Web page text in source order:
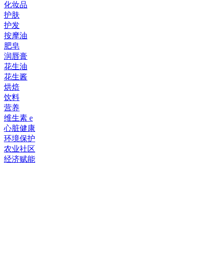
化妆品
护肤
护发
按摩油
肥皂
润唇膏
花生油
花生酱
烘焙
饮料
营养
维生素 e
心脏健康
环境保护
农业社区
经济赋能